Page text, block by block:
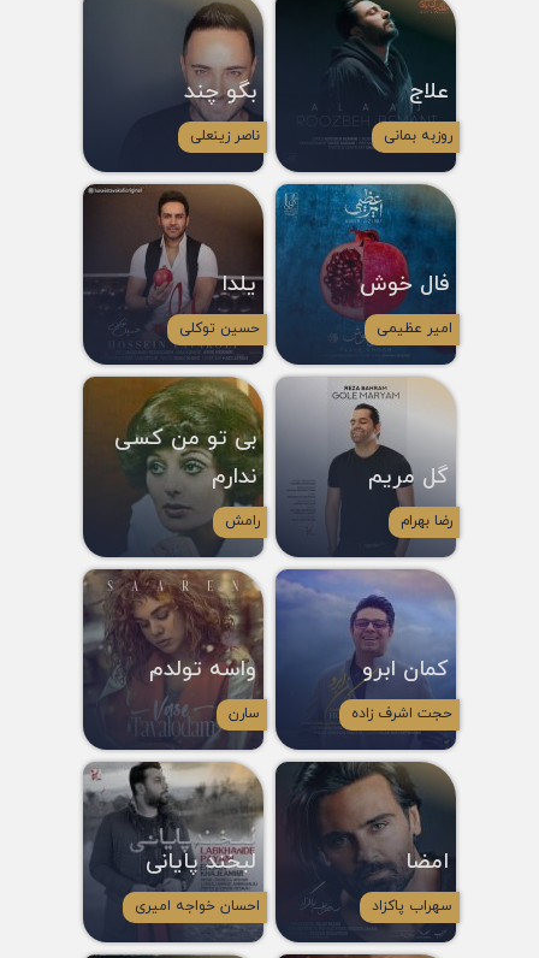
علاج
روزبه بمانی
بگو چند
ناصر زینعلی
فال خوش
امیر عظیمی
یلدا
حسین توکلی
گل مریم
رضا بهرام
بی تو من کسی
ندارم
رامش
کمان ابرو
حجت اشرف زاده
واسه تولدم
سارن
امضا
سهراب پاکزاد
لبخند پایانی
احسان خواجه امیری